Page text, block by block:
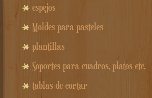
espejos
Moldes para pasteles
plantillas
Soportes para cuadros, platos etc.
tablas de cortar